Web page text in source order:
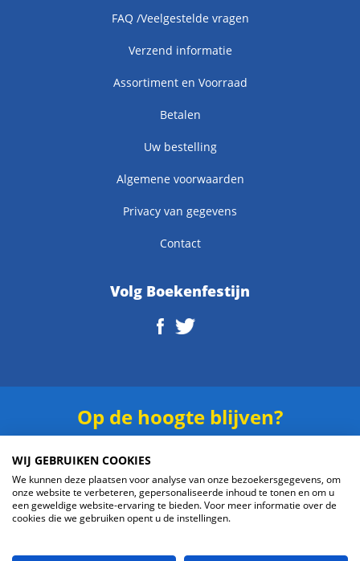
FAQ /Veelgestelde vragen
Verzend informatie
Assortiment en Voorraad
Betalen
Uw bestelling
Algemene voorwaarden
Privacy van gegevens
Contact
Volg Boekenfestijn
Op de hoogte blijven?
WIJ GEBRUIKEN COOKIES
We kunnen deze plaatsen voor analyse van onze bezoekersgegevens, om
onze website te verbeteren, gepersonaliseerde inhoud te tonen en om u
een geweldige website-ervaring te bieden. Voor meer informatie over de
cookies die we gebruiken opent u de instellingen.